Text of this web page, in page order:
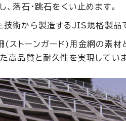
、落石・跳石をくい止めます。
技術から製造するJIS規格製品
(ストーンガード)用金網の素
た高品質と耐久性を実現していま